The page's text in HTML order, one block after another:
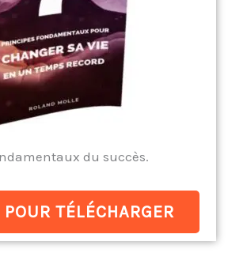
du succès.
TÉLÉCHARGER